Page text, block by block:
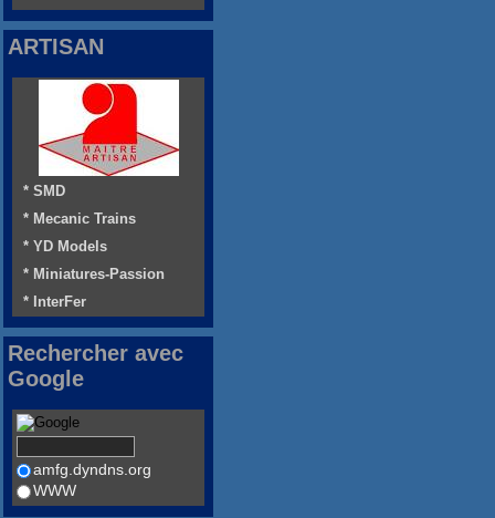
ARTISAN
* SMD
* Mecanic Trains
* YD Models
* Miniatures-Passion
* InterFer
Rechercher avec
Google
amfg.dyndns.org
WWW